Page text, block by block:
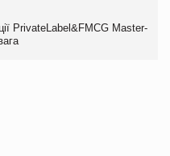
PrivateLabel&FMCG Master-